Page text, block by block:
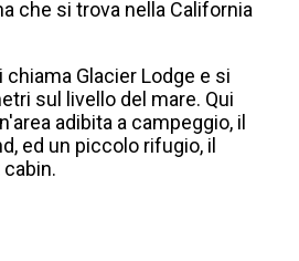
che si trova nella California
Glacier Lodge e si
sul livello del mare. Qui
adibita a campeggio, il
ed un piccolo rifugio, il